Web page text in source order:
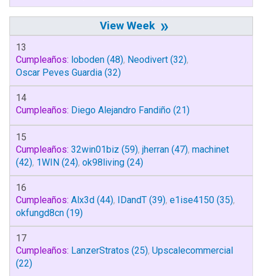
»
13
Cumpleaños: loboden (48), Neodivert (32),
Oscar Peves Guardia (32)
14
Cumpleaños: Diego Alejandro Fandiño (21)
15
Cumpleaños: 32win01biz (59), jherran (47), machinet
(42), 1WIN (24), ok98living (24)
16
Cumpleaños: Alx3d (44), IDandT (39), e1ise4150 (35),
okfungd8cn (19)
17
Cumpleaños: LanzerStratos (25), Upscalecommercial
(22)